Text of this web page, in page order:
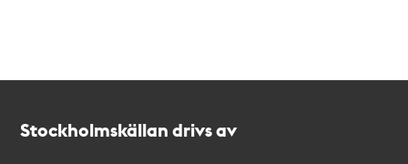
Stockholmskällan drivs av